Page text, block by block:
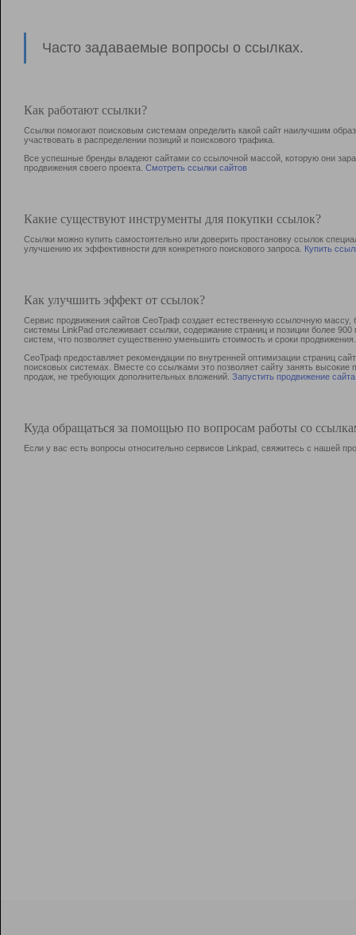
Часто задаваемые вопросы о ссылках.
Как работают ссылки?
Ссылки помогают поисковым системам определить какой сайт наилучшим
участвовать в раcпределении позиций и поискового трафика.
Все успешные бренды владеют сайтами со ссылочной массой, которую они
продвижения своего проекта. Смотреть ссылки сайтов
Какие существуют инструменты для покупки ссылок?
Ссылки можно купить самостоятельно или доверить простановку ссылок
улучшению их эффективности для конкретного поискового запроса. Купить
Как улучшить эффект от ссылок?
Сервис продвижения сайтов СеоТраф создает естественную ссылочную
системы LinkPad отслеживает ссылки, содержание страниц и позиции более
систем, что позволяет существенно уменьшить стоимость и сроки продвижения.
СеоТраф предоставляет рекомендации по внутренней оптимизации страниц
поисковых системах. Вместе со ссылками это позволяет сайту занять
продаж, не требующих дополнительных вложений. Запустить продвижение сайта
Куда обращаться за помощью по вопросам работы со
Если у вас есть вопросы относительно сервисов Linkpad, свяжитесь с нашей